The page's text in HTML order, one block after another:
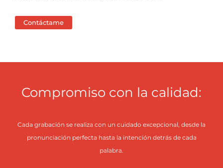
Contáctame
Compromiso con la calidad:
Cada grabación se realiza con un cuidado excepcional, desde la
pronunciación perfecta hasta la intención detrás de cada
palabra.